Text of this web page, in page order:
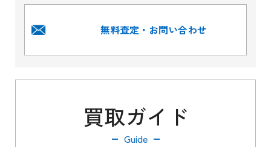
無料査定・お問い合わせ
買取ガイド
Guide